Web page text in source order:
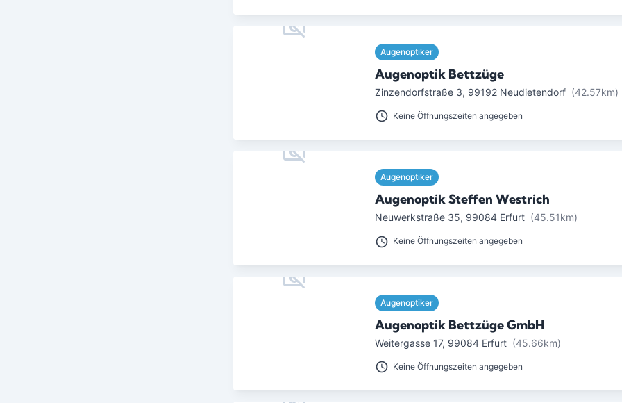
Augenoptiker
Augenoptik Bettzüge
Zinzendorfstraße 3, 99192 Neudietendorf (42.57km)
Keine Öffnungszeiten angegeben
Augenoptiker
Augenoptik Steffen Westrich
Neuwerkstraße 35, 99084 Erfurt (45.51km)
Keine Öffnungszeiten angegeben
Augenoptiker
Augenoptik Bettzüge GmbH
Weitergasse 17, 99084 Erfurt (45.66km)
Keine Öffnungszeiten angegeben